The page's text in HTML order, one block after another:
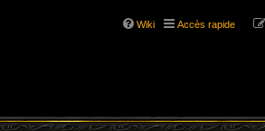
Wiki Accès rapide